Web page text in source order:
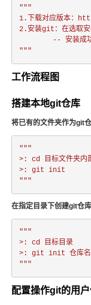
"""
1.下载对应版本：
2.安装git：在选取
"""
工作流程图
搭建本地git仓库
将已有的文件夹作为git
"""
>: cd 目标文件夹内
>: git init
"""
在指定目录下创建git仓库
"""
>: cd 目标目录
>: git init 仓库名
"""
配置操作git的用